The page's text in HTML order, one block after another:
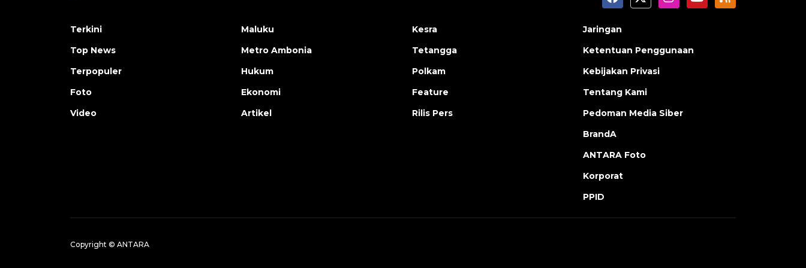
Terkini
Top News
Terpopuler
Foto
Video
Maluku
Metro Ambonia
Hukum
Ekonomi
Artikel
Kesra
Tetangga
Polkam
Feature
Rilis Pers
Jaringan
Ketentuan Penggunaan
Kebijakan Privasi
Tentang Kami
Pedoman Media Siber
BrandA
ANTARA Foto
Korporat
PPID
Copyright © ANTARA